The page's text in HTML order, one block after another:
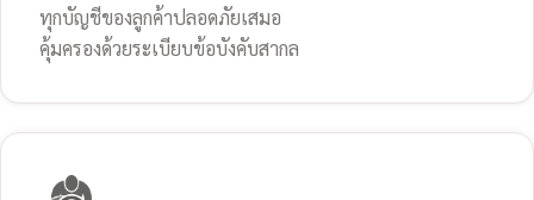
ทุกบัญชีของลูกค้าปลอดภัยเสมอ
คุ้มครองด้วยระเบียบข้อบังคับสากล